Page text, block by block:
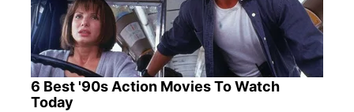
6 Best '90s Action Movies To Watch
Today